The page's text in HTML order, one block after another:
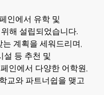
인에서 유학 및
해 설립되었습니다.
계획을 세워드리며,
설 등 추천 및
인에서 다양한 어학원,
교와 파트너쉽을 맺고